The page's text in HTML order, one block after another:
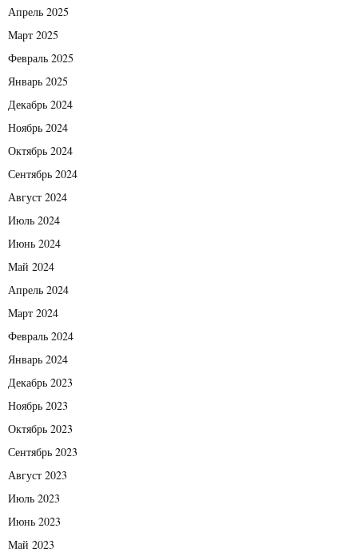
Апрель 2025
Март 2025
Февраль 2025
Январь 2025
Декабрь 2024
Ноябрь 2024
Октябрь 2024
Сентябрь 2024
Август 2024
Июль 2024
Июнь 2024
Май 2024
Апрель 2024
Март 2024
Февраль 2024
Январь 2024
Декабрь 2023
Ноябрь 2023
Октябрь 2023
Сентябрь 2023
Август 2023
Июль 2023
Июнь 2023
Май 2023